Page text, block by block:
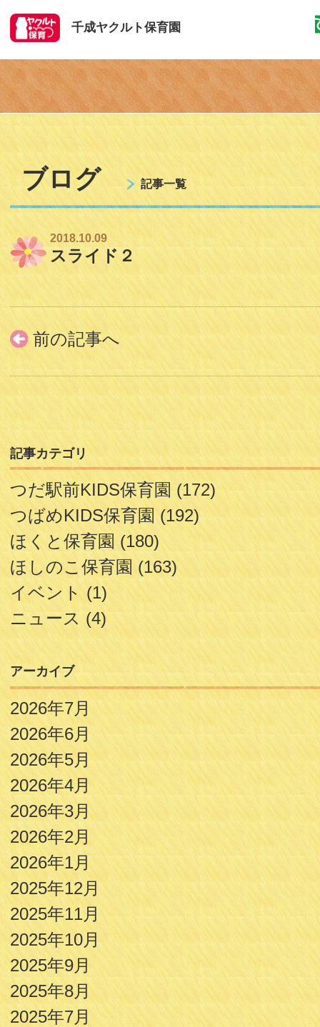
千成ヤクルト保育園
ブログ 記事一覧
2018.10.09
スライド２
前の記事へ
記事カテゴリ
つだ駅前KIDS保育園(172)
つばめKIDS保育園(192)
ほくと保育園(180)
ほしのこ保育園(163)
イベント(1)
ニュース(4)
アーカイブ
2026年7月
2026年6月
2026年5月
2026年4月
2026年3月
2026年2月
2026年1月
2025年12月
2025年11月
2025年10月
2025年9月
2025年8月
2025年7月